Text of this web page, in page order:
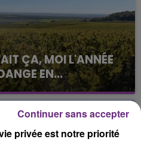
ÇA, MOI L'ANNÉE
EN...
a débuté ce jeudi 6
Montgueux (Aube). Du
privée est notre priorité
Continuer sans accepter